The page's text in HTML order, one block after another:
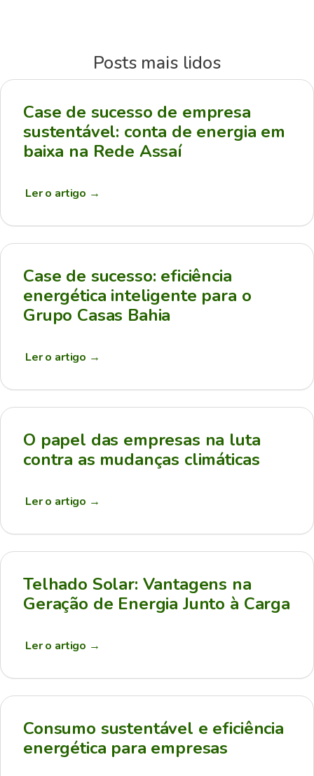
Posts mais lidos
Case de sucesso de empresa
sustentável: conta de energia em
baixa na Rede Assaí
Ler o artigo →
Case de sucesso: eficiência
energética inteligente para o
Grupo Casas Bahia
Ler o artigo →
O papel das empresas na luta
contra as mudanças climáticas
Ler o artigo →
Telhado Solar: Vantagens na
Geração de Energia Junto à Carga
Ler o artigo →
Consumo sustentável e eficiência
energética para empresas